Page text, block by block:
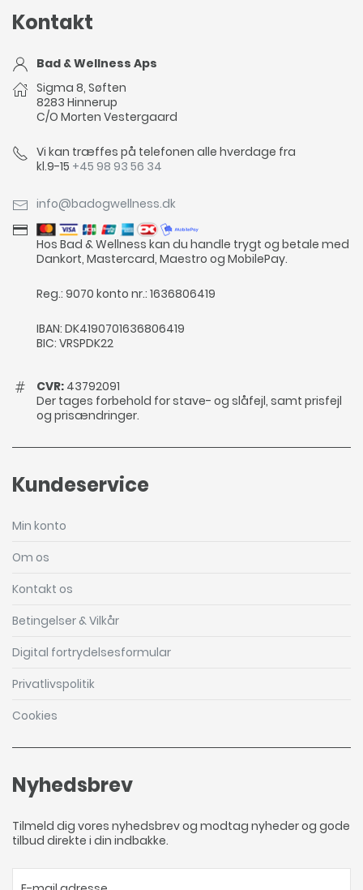
Kontakt
Bad & Wellness Aps
Sigma 8, Søften
8283 Hinnerup
C/O Morten Vestergaard
Vi kan træffes på telefonen alle hverdage fra
kl.9-15 +45 98 93 56 34
info@badogwellness.dk
Hos Bad & Wellness kan du handle trygt og betale med
Dankort, Mastercard, Maestro og MobilePay.
Reg.: 9070 konto nr.: 1636806419
IBAN: DK4190701636806419
BIC: VRSPDK22
CVR: 43792091
Der tages forbehold for stave- og slåfejl, samt prisfejl
og prisændringer.
Kundeservice
Min konto
Om os
Kontakt os
Betingelser & Vilkår
Digital fortrydelsesformular
Privatlivspolitik
Cookies
Nyhedsbrev
Tilmeld dig vores nyhedsbrev og modtag nyheder og gode
tilbud direkte i din indbakke.